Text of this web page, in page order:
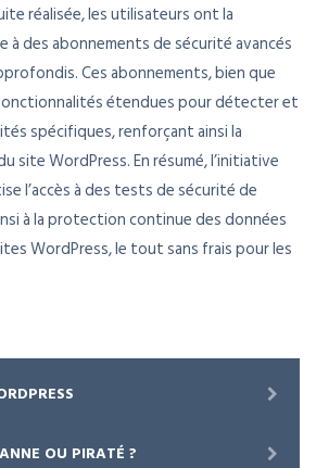
réalisée, les utilisateurs ont la
à des abonnements de sécurité avancés
Ces abonnements, bien que
étendues pour détecter et
spécifiques, renforçant ainsi la
site WordPress. En résumé, l’initiative
l’accès à des tests de sécurité de
à la protection continue des données
WordPress, le tout sans frais pour les
OU PIRATÉ ?